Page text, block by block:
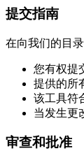
提交指南
在向我们的目
您有权提
提供的所
该工具符
当发生更
审查和批准